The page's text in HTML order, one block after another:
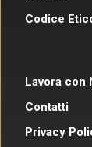
Codice
Lavora con
Contatti
Privacy